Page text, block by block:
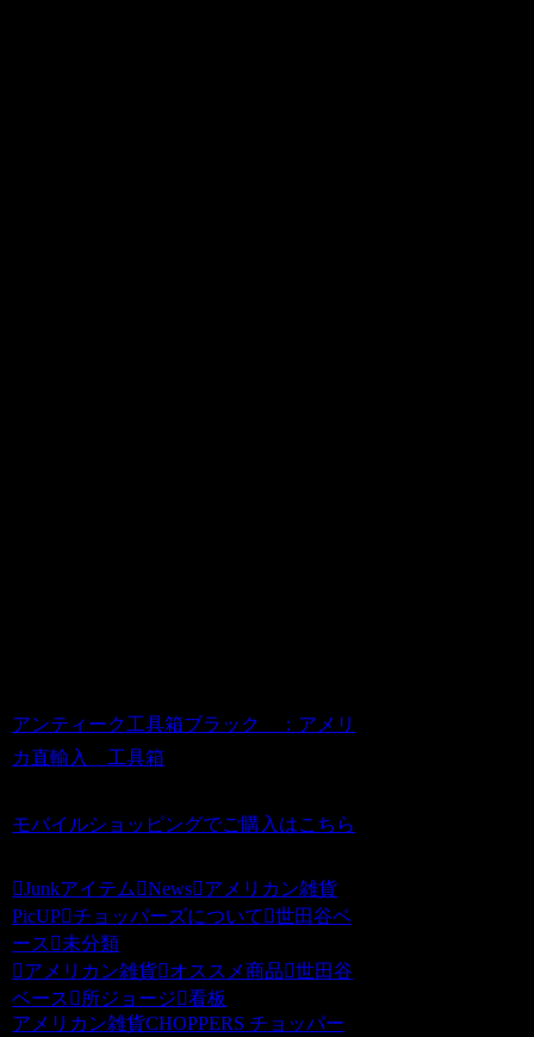
アンティーク工具箱ブラック ：アメリ
カ直輸入 工具箱
モバイルショッピングでご購入はこちら
Junkアイテム News
アメリカン雑貨
PicUP チョッパーズについて
世田谷ベ
ース
未分類
アメリカン雑貨
オススメ商品
世田谷
ベース
所ジョージ
看板
アメリカン雑貨CHOPPERS チョッパー